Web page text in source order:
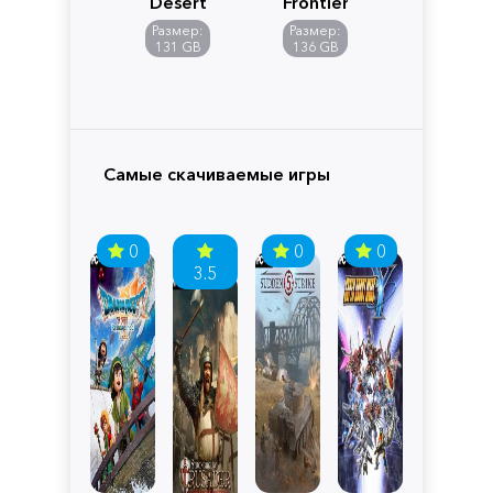
Размер:
131 GB
of
Pandora
Размер:
136 GB
Самые скачиваемые игры
0
3.5
0 0